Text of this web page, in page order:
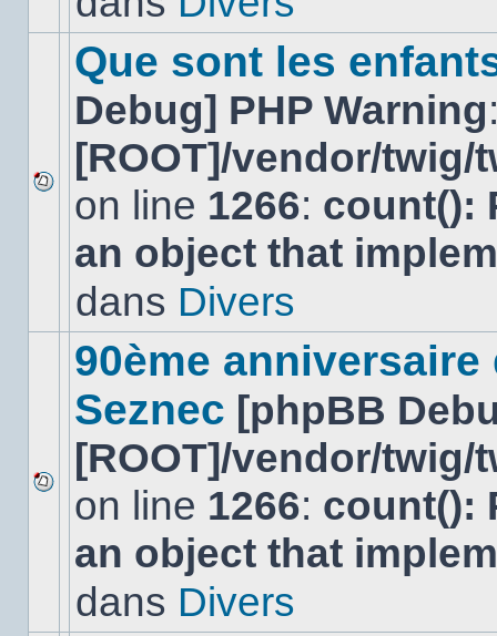
Aucun
nouveau
message
non-
dans
Que sont les
Debug] PHP Warning
[ROOT]/vendor/
on line 1266: count():
an object that
dans Divers
Aucun
nouveau
message
non-
dans
90ème
Seznec [phpBB
[ROOT]/vendor/
on line 1266: count():
an object that
dans Divers